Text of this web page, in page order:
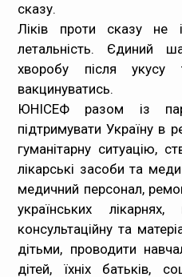
сказу.
Ліків проти сказу не
летальність. Єдиний
хворобу після
вакцинуватись.
ЮНІСЕФ разом із
підтримувати Україну в
гуманітарну ситуацію,
лікарські засоби та
медичний персонал,
українських лікарнях,
консультаційну та
дітьми, проводити
дітей, їхніх батьків,